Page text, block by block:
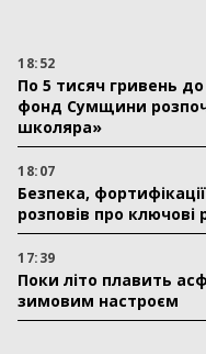
18:52
По 5 тисяч гривень
фонд Сумщини
школяра»
18:07
Безпека,
розповів про ключові
17:39
Поки літо плавить
зимовим настроєм